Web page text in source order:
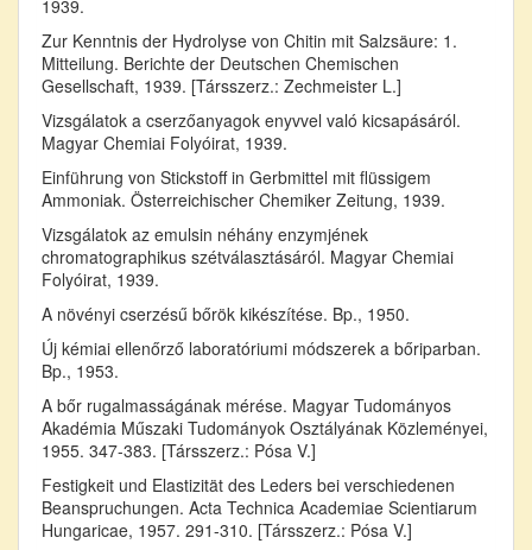
1939.
Zur Kenntnis der Hydrolyse von Chitin mit Salzsäure: 1.
Mitteilung. Berichte der Deutschen Chemischen
Gesellschaft, 1939. [Társszerz.: Zechmeister L.]
Vizsgálatok a cserzőanyagok enyvvel való kicsapásáról.
Magyar Chemiai Folyóirat, 1939.
Einführung von Stickstoff in Gerbmittel mit flüssigem
Ammoniak. Österreichischer Chemiker Zeitung, 1939.
Vizsgálatok az emulsin néhány enzymjének
chromatographikus szétválasztásáról. Magyar Chemiai
Folyóirat, 1939.
A növényi cserzésű bőrök kikészítése. Bp., 1950.
Új kémiai ellenőrző laboratóriumi módszerek a bőriparban.
Bp., 1953.
A bőr rugalmasságának mérése. Magyar Tudományos
Akadémia Műszaki Tudományok Osztályának Közleményei,
1955. 347-383. [Társszerz.: Pósa V.]
Festigkeit und Elastizität des Leders bei verschiedenen
Beanspruchungen. Acta Technica Academiae Scientiarum
Hungaricae, 1957. 291-310. [Társszerz.: Pósa V.]